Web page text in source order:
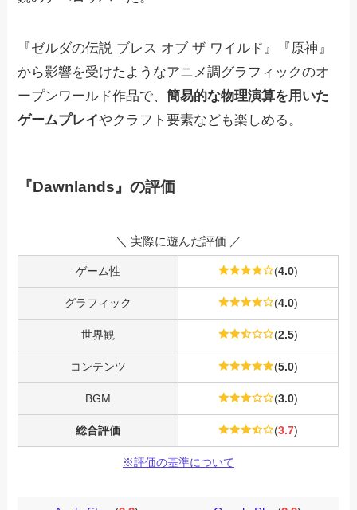
『ゼルダの伝説 ブレス オブ ザ ワイルド』『原神』
から影響を受けたようなアニメ調グラフィックのオ
ープンワールド作品で、簡易的な物理演算を用いた
ゲームプレイやクラフト要素なども楽しめる。
『Dawnlands』の評価
＼ 実際に遊んだ評価 ／
ゲーム性 (4.0)
グラフィック (4.0)
世界観 (2.5)
コンテンツ (5.0)
BGM (3.0)
総合評価 (3.7)
※評価の基準について